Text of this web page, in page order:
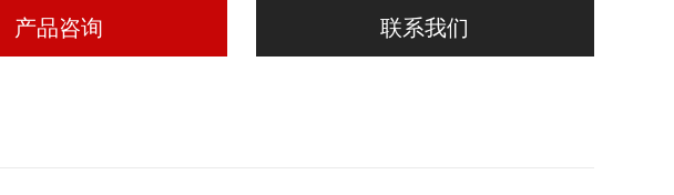
产品咨询 联系我们